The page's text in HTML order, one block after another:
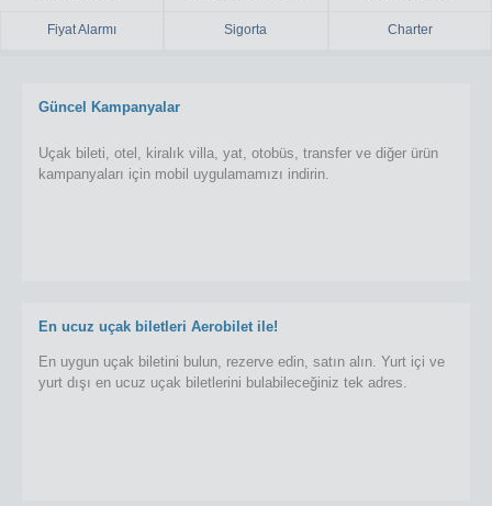
Fiyat Alarmı Sigorta Charter
Güncel Kampanyalar
Uçak bileti, otel, kiralık villa, yat, otobüs, transfer ve diğer ürün
kampanyaları için mobil uygulamamızı indirin.
En ucuz uçak biletleri Aerobilet ile!
En uygun uçak biletini bulun, rezerve edin, satın alın. Yurt içi ve
yurt dışı en ucuz uçak biletlerini bulabileceğiniz tek adres.